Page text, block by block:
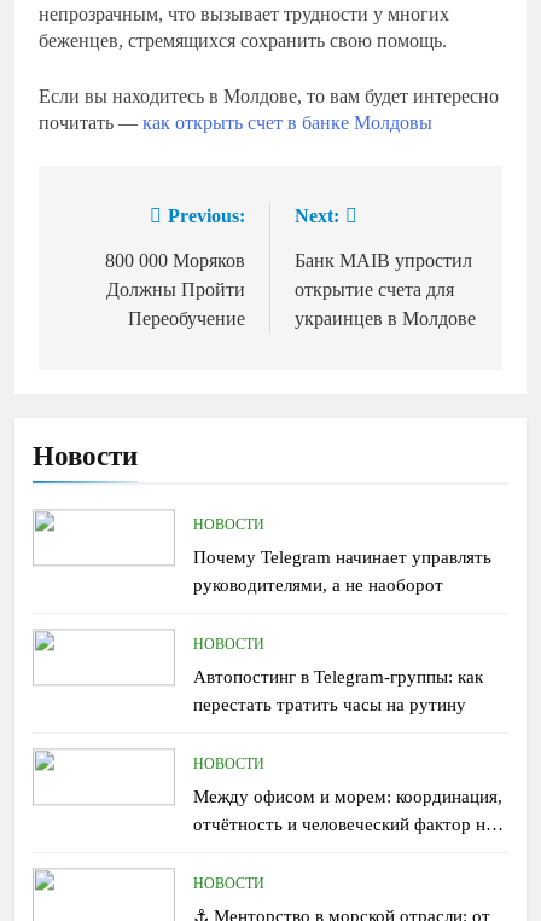
непрозрачным, что вызывает трудности у многих
беженцев, стремящихся сохранить свою помощь.
Если вы находитесь в Молдове, то вам будет интересно
почитать — как открыть счет в банке Молдовы
Навигация
записям
Previous:
800 000 Моряков
Должны Пройти
Переобучение
Next:
Банк MAIB упростил
открытие счета для
украинцев в Молдове
Новости
НОВОСТИ
Почему Telegram начинает управлять
руководителями, а не наоборот
НОВОСТИ
Автопостинг в Telegram-группы: как
перестать тратить часы на рутину
НОВОСТИ
Между офисом и морем: координация,
отчётность и человеческий фактор на
НОВОСТИ
⚓ Менторство в морской отрасли: от